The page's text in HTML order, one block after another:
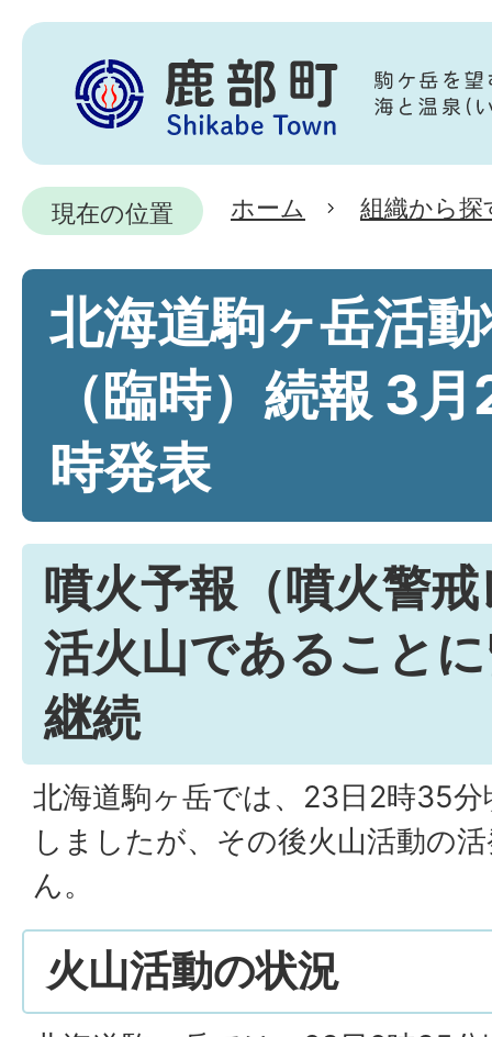
現在の位置 ホーム 組織から探
北海道駒ヶ岳活
（臨時）続報 3
時発表
噴火予報（噴火警
活火山であること
継続
北海道駒ヶ岳では、23日2時35
しましたが、その後火山活動の
ん。
火山活動の状況